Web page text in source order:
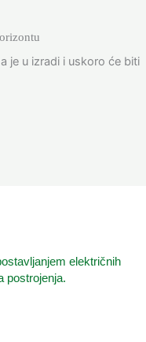
je u izradi i uskoro će biti
električnih
postrojenja.